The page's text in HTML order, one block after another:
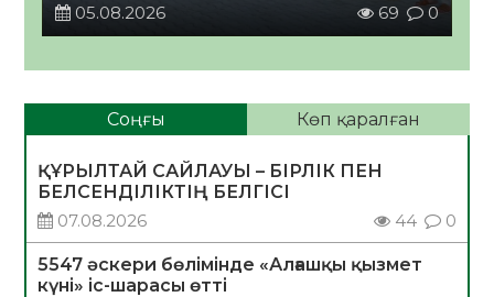
05.08.2026
69 0
Соңғы Көп қаралған
ҚҰРЫЛТАЙ САЙЛАУЫ – БІРЛІК ПЕН
БЕЛСЕНДІЛІКТІҢ БЕЛГІСІ
07.08.2026
44 0
5547 әскери бөлімінде «Алғашқы қызмет
күні» іс-шарасы өтті